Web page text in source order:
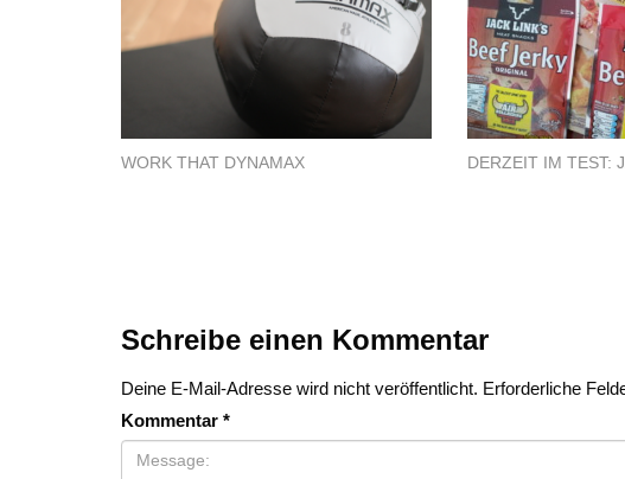
WORK THAT DYNAMAX DERZEIT IM TEST:
Schreibe einen Kommentar
Deine E-Mail-Adresse wird nicht veröffentlicht. Erforderliche
Kommentar *